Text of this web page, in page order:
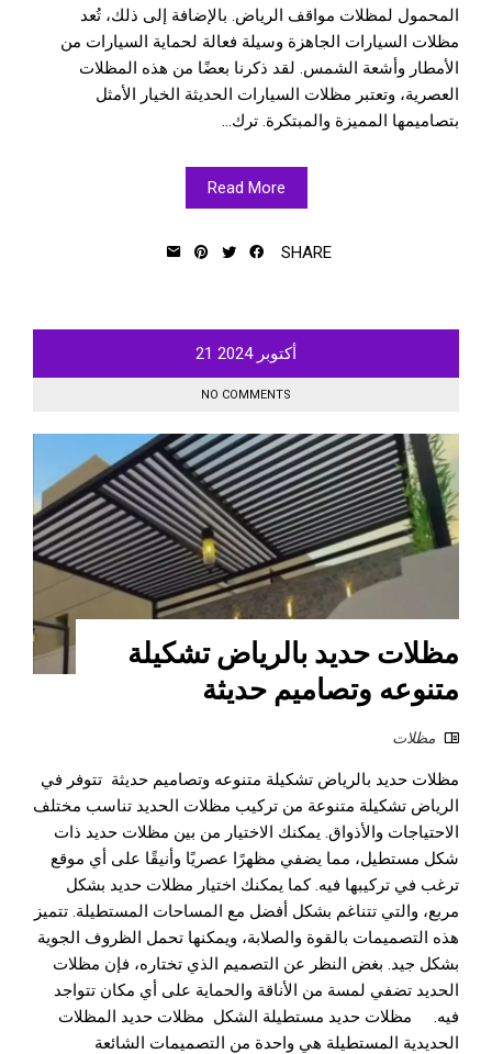
المحمول لمظلات مواقف الرياض. بالإضافة إلى ذلك، تُعد
مظلات السيارات الجاهزة وسيلة فعالة لحماية السيارات من
الأمطار وأشعة الشمس. لقد ذكرنا بعضًا من هذه المظلات
العصرية، وتعتبر مظلات السيارات الحديثة الخيار الأمثل
بتصاميمها المميزة والمبتكرة. ترك...
Read More
SHARE
أكتوبر 21 2024
NO COMMENTS
مظلات حديد بالرياض تشكيلة
متنوعه وتصاميم حديثة
مظلات
مظلات حديد بالرياض تشكيلة متنوعه وتصاميم حديثة تتوفر في
الرياض تشكيلة متنوعة من تركيب مظلات الحديد تناسب مختلف
الاحتياجات والأذواق. يمكنك الاختيار من بين مظلات حديد ذات
شكل مستطيل، مما يضفي مظهرًا عصريًا وأنيقًا على أي موقع
ترغب في تركيبها فيه. كما يمكنك اختيار مظلات حديد بشكل
مربع، والتي تتناغم بشكل أفضل مع المساحات المستطيلة. تتميز
هذه التصميمات بالقوة والصلابة، ويمكنها تحمل الظروف الجوية
بشكل جيد. بغض النظر عن التصميم الذي تختاره، فإن مظلات
الحديد تضفي لمسة من الأناقة والحماية على أي مكان تتواجد
فيه. مظلات حديد مستطيلة الشكل مظلات حديد المظلات
الحديدية المستطيلة هي واحدة من التصميمات الشائعة